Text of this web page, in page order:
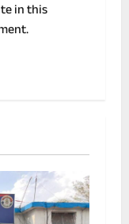
in this